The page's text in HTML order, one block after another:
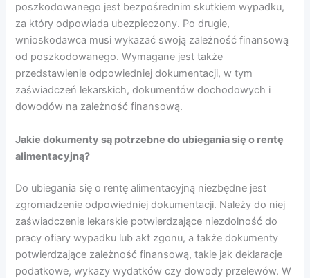
poszkodowanego jest bezpośrednim skutkiem wypadku,
za który odpowiada ubezpieczony. Po drugie,
wnioskodawca musi wykazać swoją zależność finansową
od poszkodowanego. Wymagane jest także
przedstawienie odpowiedniej dokumentacji, w tym
zaświadczeń lekarskich, dokumentów dochodowych i
dowodów na zależność finansową.
Jakie dokumenty są potrzebne do ubiegania się o rentę
alimentacyjną?
Do ubiegania się o rentę alimentacyjną niezbędne jest
zgromadzenie odpowiedniej dokumentacji. Należy do niej
zaświadczenie lekarskie potwierdzające niezdolność do
pracy ofiary wypadku lub akt zgonu, a także dokumenty
potwierdzające zależność finansową, takie jak deklaracje
podatkowe, wykazy wydatków czy dowody przelewów. W